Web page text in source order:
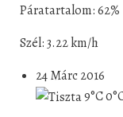
Páratartalom: 62%
Szél: 3.22 km/h
24 Márc 2016
9°C